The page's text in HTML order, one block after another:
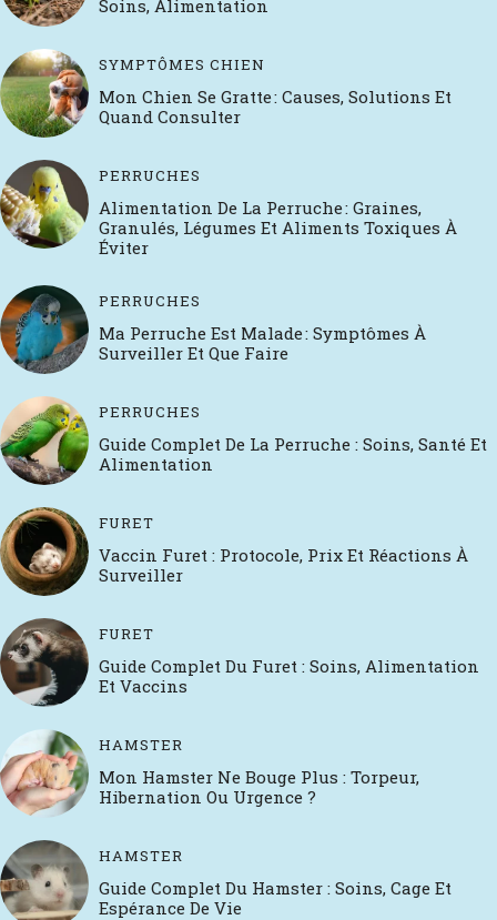
Soins, Alimentation
SYMPTÔMES CHIEN
Mon Chien Se Gratte : Causes, Solutions Et
Quand Consulter
PERRUCHES
Alimentation De La Perruche : Graines,
Granulés, Légumes Et Aliments Toxiques À
Éviter
PERRUCHES
Ma Perruche Est Malade : Symptômes À
Surveiller Et Que Faire
PERRUCHES
Guide Complet De La Perruche : Soins, Santé Et
Alimentation
FURET
Vaccin Furet : Protocole, Prix Et Réactions À
Surveiller
FURET
Guide Complet Du Furet : Soins, Alimentation
Et Vaccins
HAMSTER
Mon Hamster Ne Bouge Plus : Torpeur,
Hibernation Ou Urgence ?
HAMSTER
Guide Complet Du Hamster : Soins, Cage Et
Espérance De Vie